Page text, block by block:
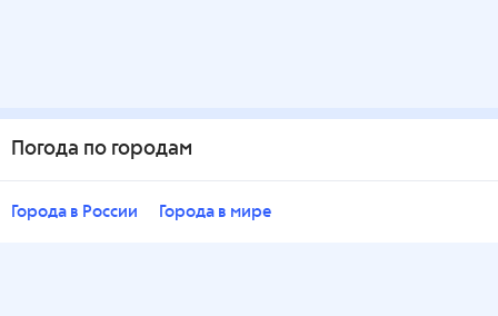
Погода по городам
Города в России Города в мире